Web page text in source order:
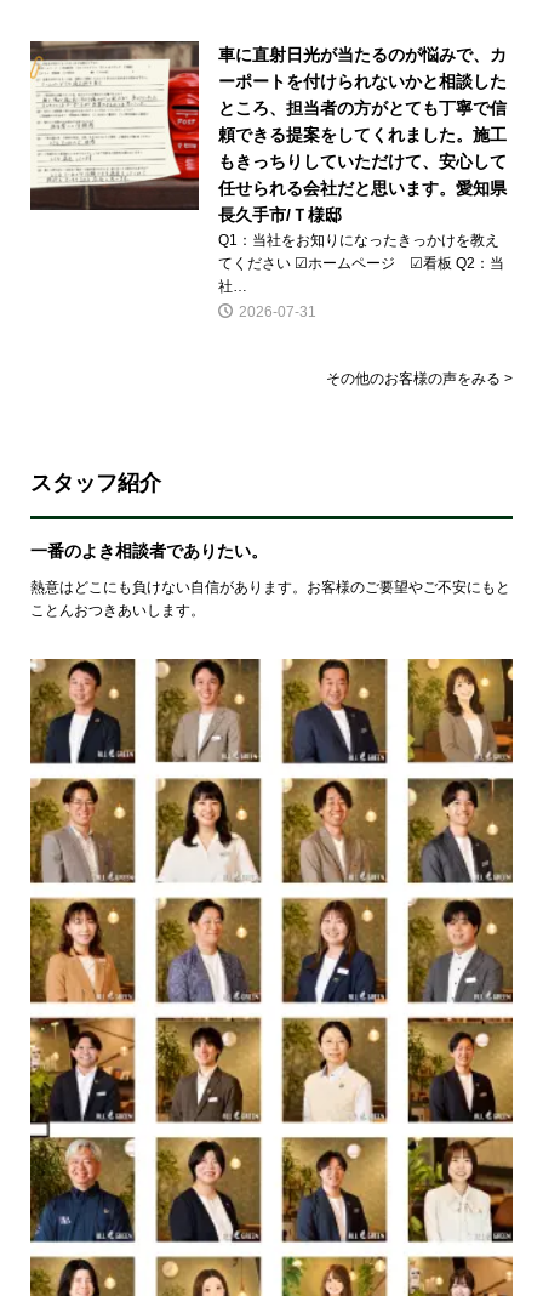
車に直射日光が当たるのが悩みで、カ
ーポートを付けられないかと相談した
ところ、担当者の方がとても丁寧で信
頼できる提案をしてくれました。施工
もきっちりしていただけて、安心して
任せられる会社だと思います。愛知県
長久手市/Ｔ様邸
Q1：当社をお知りになったきっかけを教え
てください ☑ホームページ ☑看板 Q2：当
社…
2026-07-31
その他のお客様の声をみる >
スタッフ紹介
一番のよき相談者でありたい。
熱意はどこにも負けない自信があります。お客様のご要望やご不安にもと
ことんおつきあいします。